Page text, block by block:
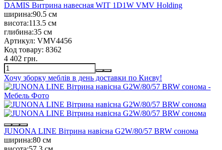
DAMIS Витрина навесная WIT 1D1W VMV Holding
ширина:90.5 см
висота:113.5 см
глибина:35 см
Артикул: VMV4456
Код товару: 8362
4 402 грн.
Хочу зборку меблів в день доставки по Києву!
JUNONA LINE Вітрина навісна G2W/80/57 BRW сонома
ширина:80 см